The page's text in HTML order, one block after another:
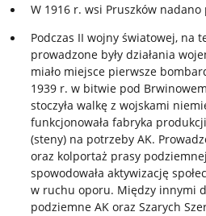
W 1916 r. wsi Pruszków
Podczas II wojny światowej, na
prowadzone były działania
miało miejsce pierwsze
1939 r. w bitwie pod
stoczyła walkę z wojskami
funkcjonowała fabryka
(steny) na potrzeby AK.
oraz kolportaż prasy
spowodowała aktywizację
w ruchu oporu. Między innymi
podziemne AK oraz Szarych